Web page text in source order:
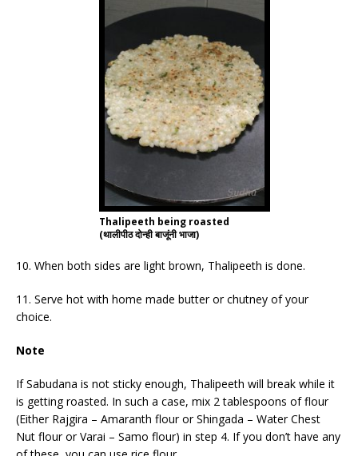
Thalipeeth being roasted
(थालीपीठ दोन्ही बाजूंनी भाजा)
10. When both sides are light brown, Thalipeeth is done.
11. Serve hot with home made butter or chutney of your
choice.
Note
If Sabudana is not sticky enough, Thalipeeth will break while it
is getting roasted. In such a case, mix 2 tablespoons of flour
(Either Rajgira – Amaranth flour or Shingada – Water Chest
Nut flour or Varai – Samo flour) in step 4. If you don’t have any